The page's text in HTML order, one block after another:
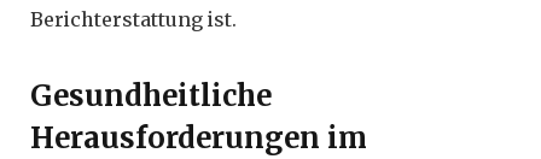
Berichterstattung ist.
Gesundheitliche
Herausforderungen im